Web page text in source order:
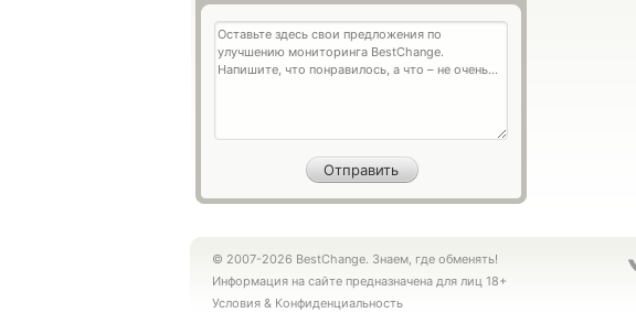
© 2007-2026 BestChange. Знаем, где обменять!
Информация на сайте предназначена для лиц 18+
Условия & Конфиденциальность